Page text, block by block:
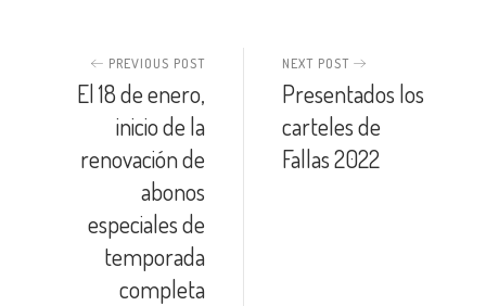
PREVIOUS POST
El 18 de enero,
inicio de la
renovación de
abonos
especiales de
temporada
completa
NEXT POST
Presentados los
carteles de
Fallas 2022